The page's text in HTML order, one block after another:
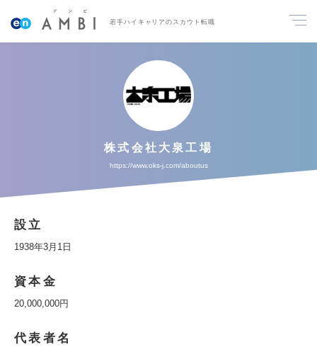
若手ハイキャリアのスカウト転職
株式会社大泉工場
https://www.oks-j.com/aboutus
設立
1938年3月1日
資本金
20,000,000円
代表者名